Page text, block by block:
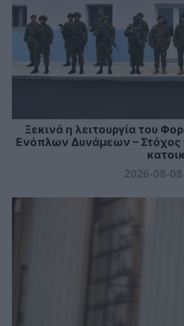
Ξεκινά η λειτουργία του
Ενόπλων Δυνάμεων – Στόχος
2026-08-